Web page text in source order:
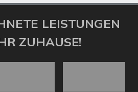
LEISTUNGEN
ZUHAUSE!